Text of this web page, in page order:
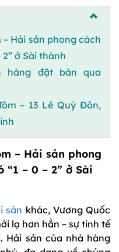
Hải sản phong cách
ở Sài thành
hàng đặt bàn qua
– 13 Lê Quý Đôn,
– Hải sản phong
– 0 – 2” ở Sài
sản khác, Vương Quốc
lạ hơn hẳn – sự tinh tế
sản của nhà hàng